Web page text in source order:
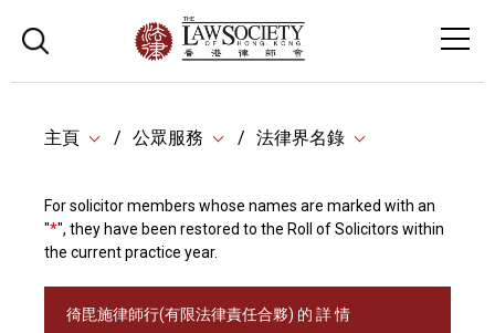
主頁 公眾服務 法律界名錄
For solicitor members whose names are marked with an
"*", they have been restored to the Roll of Solicitors within
the current practice year.
徛毘施律師行(有限法律責任合夥) 的 詳 情